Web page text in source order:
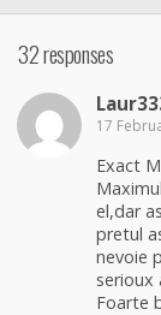
32 responses
17
Exact
el,dar
pretul
nevoie
serioux
Foarte